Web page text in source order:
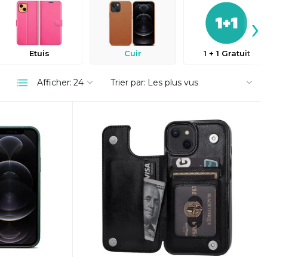
Etuis Cuir 1 + 1 Gratuit
›
Afficher: Trier par: